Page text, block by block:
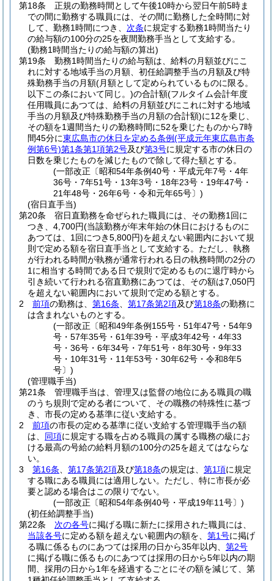
第18条
正規の勤務時間として午後10時から翌日午前5時ま
での間に勤務する職員には、その間に勤務した全時間に対
して、勤務1時間につき、 次条に規定する勤務1時間当たり
の給与額の100分の25を夜間勤務手当として支給する。
(勤務1時間当たりの給与額の算出)
第19条
勤務1時間当たりの給与額は、給料の月額並びにこ
れに対する地域手当の月額、初任給調整手当の月額及び特
殊勤務手当の月額(月額として定められているものに限る。
以下この条において同じ。)の合計額(フルタイム会計年度
任用職員にあつては、給料の月額並びにこれに対する地域
手当の月額及び特殊勤務手当の月額の合計額)に12を乗じ、
その額を1週間当たりの勤務時間に52を乗じたものから7時
間45分に東広島市の休日を定める条例(平成元年東広島市条
例第6号)第1条第1項第2号及び第3号に規定する市の休日の
日数を乗じたものを減じたもので除して得た額とする。
(一部改正〔昭和54年条例40号・平成元年7号・4年
36号・7年51号・13年3号・18年23号・19年47号・
21年48号・26年6号・令和元年65号〕)
(宿日直手当)
第20条
宿日直勤務を命ぜられた職員には、その勤務1回に
つき、4,700円(当該勤務が年末年始の休日におけるものに
あつては、1回につき5,800円)を超えない範囲内において規
則で定める額を宿日直手当として支給する。 ただし、執務
が行われる時間が執務が通常行われる日の執務時間の2分の
1に相当する時間である日で規則で定めるものに退庁時から
引き続いて行われる宿直勤務にあつては、その額は7,050円
を超えない範囲内において規則で定める額とする。
2
前項の勤務は、 第16条 第17条第2項及び第18条の勤務に
は含まれないものとする。
(一部改正〔昭和49年条例155号・51年47号・54年9
号・57年35号・61年39号・平成3年42号・4年33
号・36号・6年34号・7年51号・8年30号・9年33
号・10年31号・11年53号・30年62号・令和8年5
号〕)
(管理職手当)
第21条
管理職手当は、管理又は監督の地位にある職員の職
のうち規則で定める者について、その職務の特殊性に基づ
き、市長の定める基準に従い支給する。
2
前項の市長の定める基準に従い支給する管理職手当の額
は、 同項に規定する職を占める職員の属する職務の級にお
ける最高の号給の給料月額の100分の25を超えてはならな
い。
3
第16条 第17条第2項及び第18条の規定は、 第1項に規定
する職にある職員には適用しない。 ただし、特に市長が必
要と認める場合はこの限りでない。
(一部改正〔昭和54年条例40号・平成19年11号〕)
(初任給調整手当)
第22条
次の各号に掲げる職に新たに採用された職員には、
当該各号に定める額を超えない範囲内の額を、 第1号に掲げ
る職に係るものにあつては採用の日から35年以内、 第2号
に掲げる職に係るものにあつては採用の日から5年以内の期
間、採用の日から1年を経過するごとにその額を減じて、第